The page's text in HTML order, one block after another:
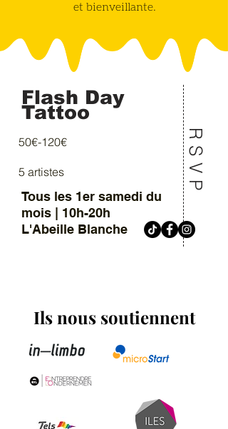
et bienveillante.
Flash Day
Tattoo
RSVP
50€-120€
5 artistes
Tous les 1er samedi du
mois | 10h-20h
L'Abeille Blanche
Ils nous soutiennent